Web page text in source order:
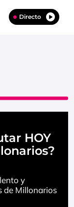
Directo
HOY
y
de Millonarios